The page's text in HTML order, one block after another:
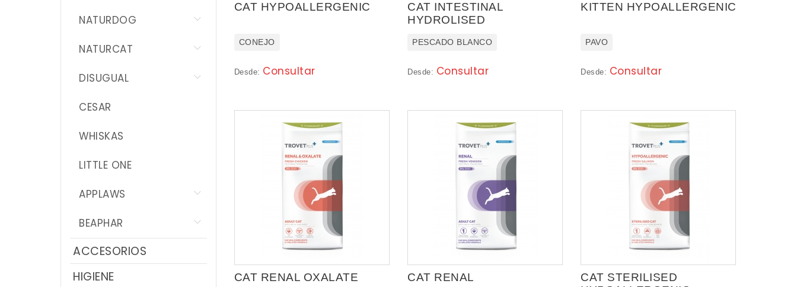
NATURDOG
NATURCAT
DISUGUAL
CESAR
WHISKAS
LITTLE ONE
APPLAWS
BEAPHAR
ACCESORIOS
HIGIENE
CAT HYPOALLERGENIC
CONEJO
Desde: Consultar
CAT INTESTINAL
HYDROLISED
PESCADO BLANCO
Desde: Consultar
KITTEN HYPOALLERGENIC
PAVO
Desde: Consultar
CAT RENAL OXALATE CAT RENAL
CAT STERILISED